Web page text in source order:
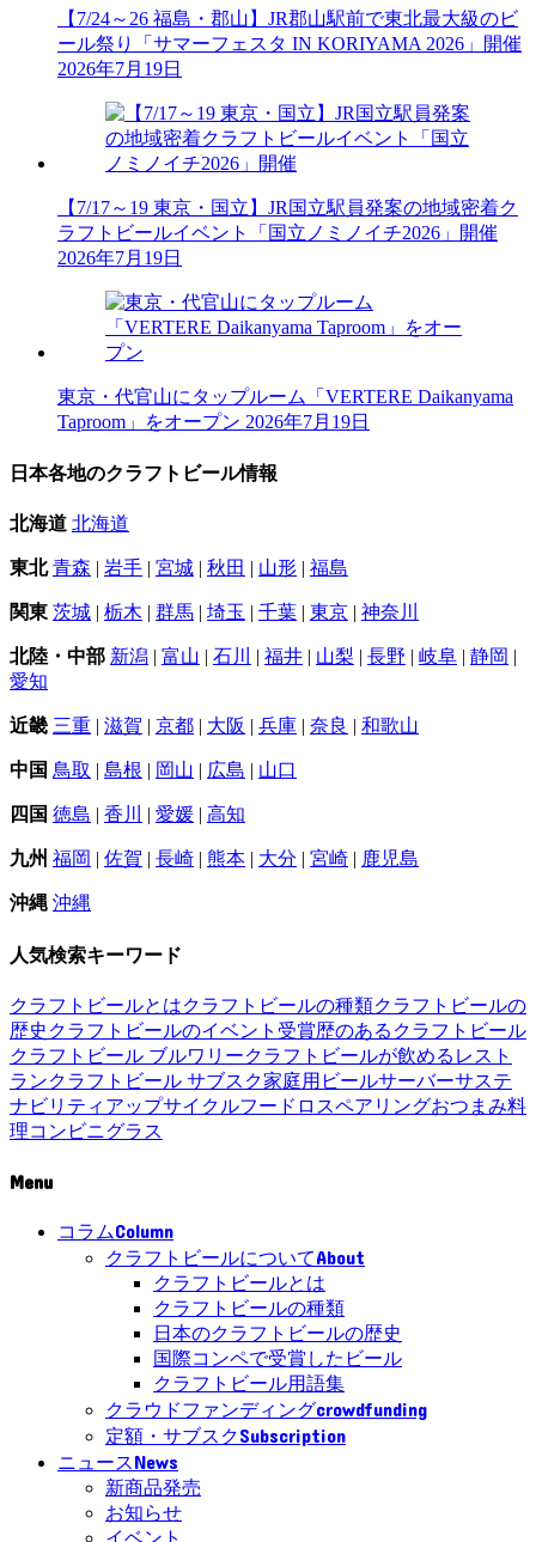
【7/24～26 福島・郡山】JR郡山駅前で東北最大級のビ
ール祭り「サマーフェスタ IN KORIYAMA 2026」開催
2026年7月19日
【7/17～19 東京・国立】JR国立駅員発案の地域密着ク
ラフトビールイベント「国立ノミノイチ2026」開催
2026年7月19日
東京・代官山にタップルーム「VERTERE Daikanyama
Taproom」をオープン 2026年7月19日
日本各地のクラフトビール情報
北海道 北海道
東北 青森 | 岩手 | 宮城 | 秋田 | 山形 | 福島
関東 茨城 | 栃木 | 群馬 | 埼玉 | 千葉 | 東京 | 神奈川
北陸・中部 新潟 | 富山 | 石川 | 福井 | 山梨 | 長野 | 岐阜 | 静岡 |
愛知
近畿 三重 | 滋賀 | 京都 | 大阪 | 兵庫 | 奈良 | 和歌山
中国 鳥取 | 島根 | 岡山 | 広島 | 山口
四国 徳島 | 香川 | 愛媛 | 高知
九州 福岡 | 佐賀 | 長崎 | 熊本 | 大分 | 宮崎 | 鹿児島
沖縄 沖縄
人気検索キーワード
クラフトビールとはクラフトビールの種類クラフトビールの
歴史 クラフトビールのイベント 受賞歴のあるクラフトビール
クラフトビール ブルワリークラフトビールが飲めるレスト
ランクラフトビール サブスク家庭用ビールサーバーサステ
ナビリティ アップサイクルフードロスペアリングおつまみ料
理コンビニグラス
Menu
コラムColumn
クラフトビールについてAbout
クラフトビールとは
クラフトビールの種類
日本のクラフトビールの歴史
国際コンペで受賞したビール
クラフトビール用語集
クラウドファンディングcrowdfunding
定額・サブスクSubscription
ニュースNews
新商品発売
お知らせ
イベント